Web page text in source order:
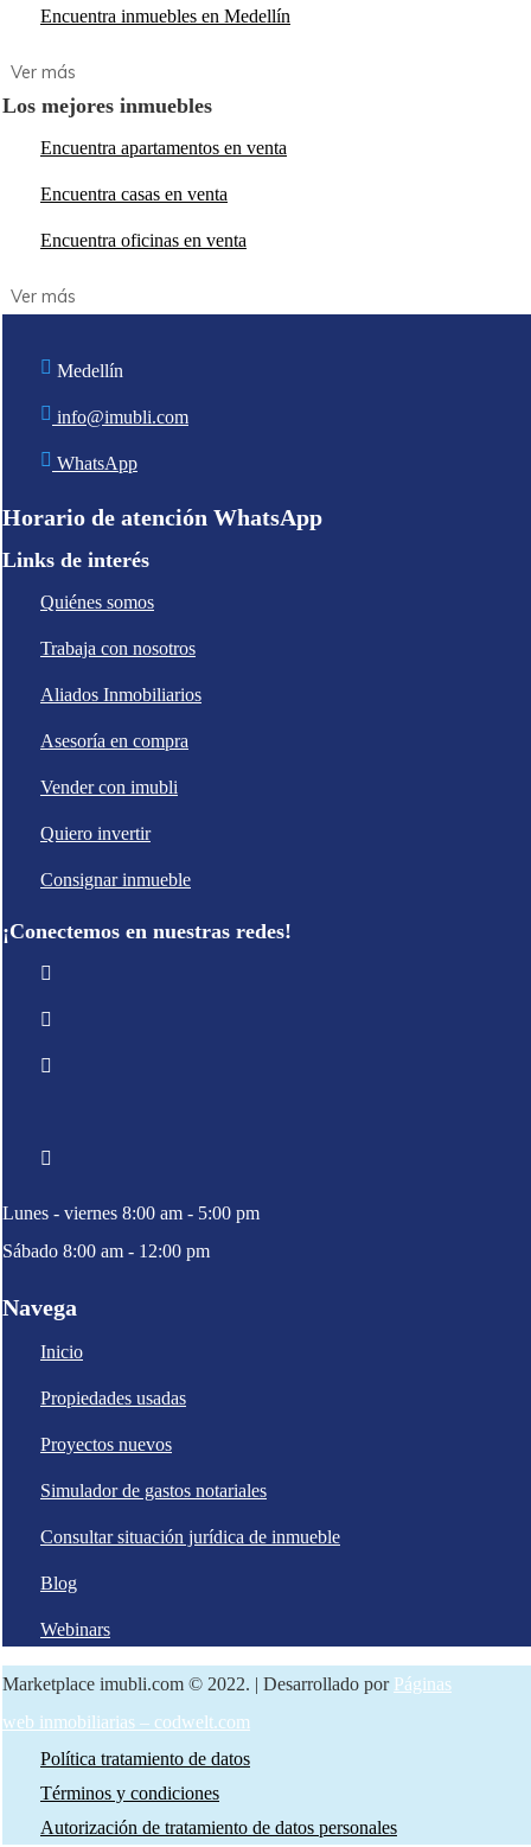
Encuentra inmuebles en Medellín
Los mejores inmuebles
Encuentra apartamentos en venta
Encuentra casas en venta
Encuentra oficinas en venta
Medellín
info@imubli.com
WhatsApp
Horario de atención WhatsApp
Links de interés
Quiénes somos
Trabaja con nosotros
Aliados Inmobiliarios
Asesoría en compra
Vender con imubli
Quiero invertir
Consignar inmueble
¡Conectemos en nuestras redes!
Lunes - viernes 8:00 am - 5:00 pm
Sábado 8:00 am - 12:00 pm
Navega
Inicio
Propiedades usadas
Proyectos nuevos
Simulador de gastos notariales
Consultar situación jurídica de inmueble
Blog
Webinars
Marketplace imubli.com © 2022. | Desarrollado por Páginas
web inmobiliarias – codwelt.com
Política tratamiento de datos
Términos y condiciones
Autorización de tratamiento de datos personales